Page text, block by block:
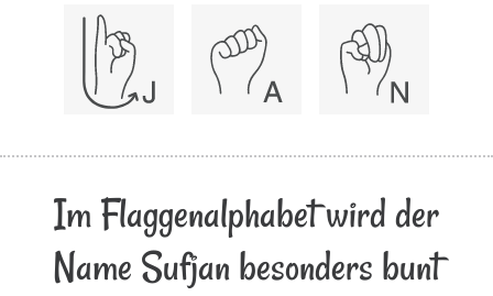
Im Flaggenalphabet wird der
Name Sufjan besonders bunt